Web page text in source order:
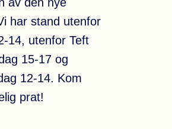
har stand utenfor
14, utenfor Teft
15-17 og
12-14. Kom
prat!